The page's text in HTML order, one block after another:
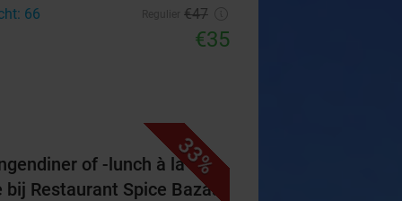
66 €47
€35
33%
of -lunch à la
bij Restaurant Spice Bazaar